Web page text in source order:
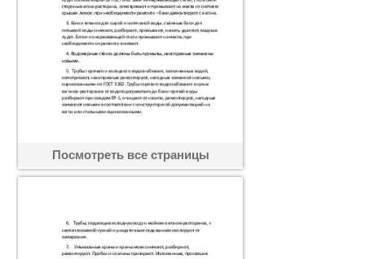
Посмотреть все страницы